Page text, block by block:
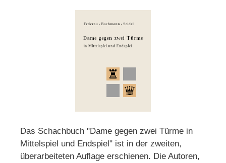
Das Schachbuch "Dame gegen zwei Türme in
Mittelspiel und Endspiel" ist in der zweiten,
überarbeiteten Auflage erschienen. Die Autoren,